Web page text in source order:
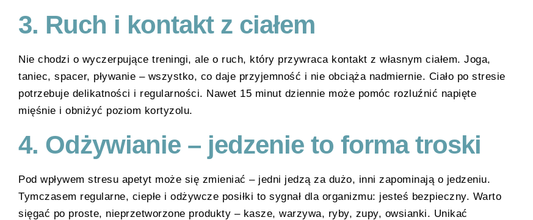
3. Ruch i kontakt z ciałem
Nie chodzi o wyczerpujące treningi, ale o ruch, który przywraca kontakt z własnym ciałem. Joga,
taniec, spacer, pływanie – wszystko, co daje przyjemność i nie obciąża nadmiernie. Ciało po stresie
potrzebuje delikatności i regularności. Nawet 15 minut dziennie może pomóc rozluźnić napięte
mięśnie i obniżyć poziom kortyzolu.
4. Odżywianie – jedzenie to forma troski
Pod wpływem stresu apetyt może się zmieniać – jedni jedzą za dużo, inni zapominają o jedzeniu.
Tymczasem regularne, ciepłe i odżywcze posiłki to sygnał dla organizmu: jesteś bezpieczny. Warto
sięgać po proste, nieprzetworzone produkty – kasze, warzywa, ryby, zupy, owsianki. Unikać